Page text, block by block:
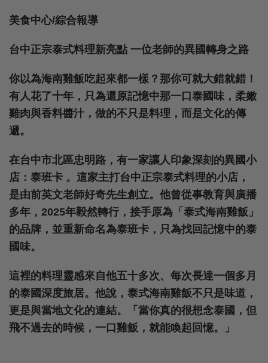
美食中心/綜合報導
台中正宗泰式料理新亮點 一位老師的異國轉身之路
你以為海南雞飯吃起來都一樣？那你可就大錯就錯！
有人花了十年，只為還原記憶中那一口泰國味，柔嫩
雞肉與香料醬汁，做的不只是料理，而是文化的傳
遞。
在台中市北區忠明路，有一家讓人印象深刻的異國小
店：泰班卡 。這家主打台中正宗泰式料理的小店，
是由前英文老師好奇先生創立。他曾從事教育與廣播
多年，2025年毅然轉行，接手原為「泰式海南雞飯」
的品牌，並重新命名為泰班卡，只為找回記憶中的泰
國味。
這裡的料理靈感來自他五十多次、每次長達一個多月
的泰國深度旅居。他說，泰式海南雞飯不只是味道，
更是與當地文化的連結。「當你真的很想念泰國，但
飛不過去的時候，一口雞飯，就能喚起回憶。」